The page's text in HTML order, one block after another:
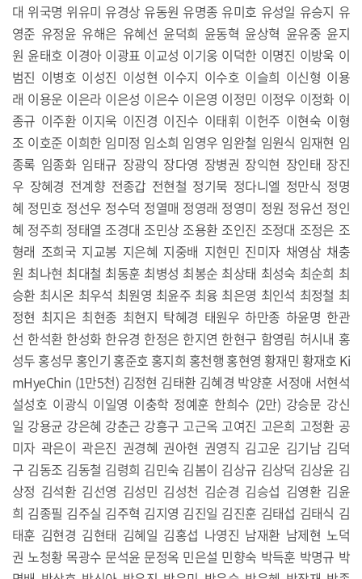
대 위국명 위유미 유경상 유동원 유명종 유미호 유성일 유승지 유
영준 유정윤 유해은 유혜선 윤덕희 윤동혁 윤상혁 윤유중 윤지
원 윤태호 이경아 이광표 이교성 이기웅 이덕한 이명진 이방욱 이
범진 이병호 이성진 이성현 이수지 이수호 이슬희 이신형 이용
래 이용운 이은라 이은성 이은수 이은영 이정민 이정우 이정화 이
종규 이주환 이지욱 이진경 이진수 이태휘 이헌주 이현숙 이형
조 이호준 이희한 임미정 임소희 임영우 임완철 임원식 임재현 임
종록 임종화 임태규 장광익 장다영 장병권 장익현 장인태 장진
우 장혜경 전계향 전종갑 전현철 정기묵 정다니엘 정만식 정명
혜 정민호 정선우 정수덕 정열매 정영래 정영미 정원 정유선 정인
혜 정주희 정태열 조경대 조민상 조용환 조인진 조정대 조정은 조
형래 조희국 지교봉 지은혜 지중배 지현민 진미자 채영삼 채충
원 최나현 최대철 최동훈 최병성 최봉순 최상태 최성숙 최순희 최
승환 최시온 최우석 최원영 최윤주 최융 최은영 최인석 최정철 최
정현 최지은 최현종 최현지 탁혜경 태원우 하만종 하윤명 한관
선 한석환 한성화 한유경 한정은 한지연 한현구 함영림 허시내 홍
성두 홍성무 홍인기 홍준호 홍지희 홍천행 홍현영 황재민 황재호 Ki
mHyeChin (1만5천) 김정현 김태환 김혜경 박양훈 서정애 서현석
설성호 이광식 이일영 이충학 정예훈 한희수 (2만) 강승문 강신
일 강용균 강은혜 강춘근 강흥구 고근옥 고여진 고은희 고정환 공
미자 곽은이 곽은진 권경혜 권아현 권영직 김고운 김기남 김덕
구 김동조 김동철 김령희 김민숙 김봄이 김상규 김상덕 김상윤 김
상정 김석환 김선영 김성민 김성천 김순경 김승섭 김영환 김윤
희 김종필 김주실 김주혁 김지영 김진일 김진훈 김태섭 김태식 김
태훈 김현경 김현태 김혜일 김홍섭 나영진 남재환 남제현 노덕
권 노청황 목광수 문석윤 문정옥 민은설 민향숙 박득훈 박명규 박